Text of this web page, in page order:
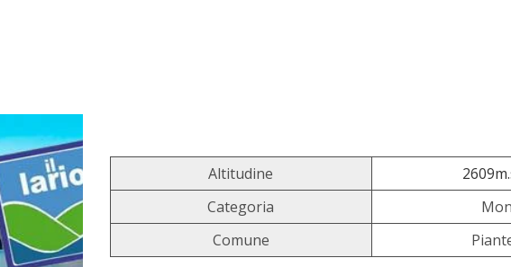
Altitudine
Categoria
Comune